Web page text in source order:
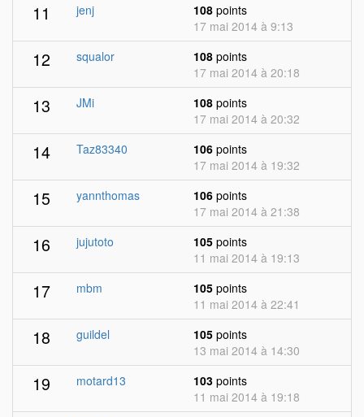
11 jenj 108 points
17 mai 2014 à 9:13
12 squalor 108 points
17 mai 2014 à 20:18
13 JMi 108 points
17 mai 2014 à 20:32
14 Taz83340 106 points
17 mai 2014 à 19:32
15 yannthomas 106 points
17 mai 2014 à 21:38
16 jujutoto 105 points
11 mai 2014 à 19:13
17 mbm 105 points
11 mai 2014 à 22:41
18 guildel 105 points
13 mai 2014 à 14:30
19 motard13 103 points
11 mai 2014 à 19:18